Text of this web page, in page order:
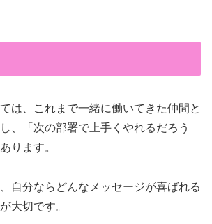
は、これまで一緒に働いてきた仲間と
、「次の部署で上手くやれるだろう
ります。
自分ならどんなメッセージが喜ばれる
大切です。